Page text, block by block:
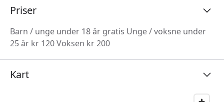
Priser
Barn / unge under 18 år gratis Unge / voksne under
25 år kr 120 Voksen kr 200
Kart